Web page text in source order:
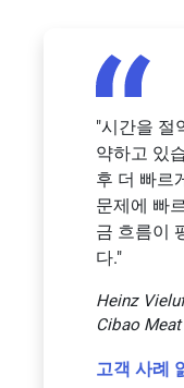
"시간을 절
약하고 있
후 더 빠르
문제에 빠
금 흐름이
다."
Heinz
Cibao
고객 사례